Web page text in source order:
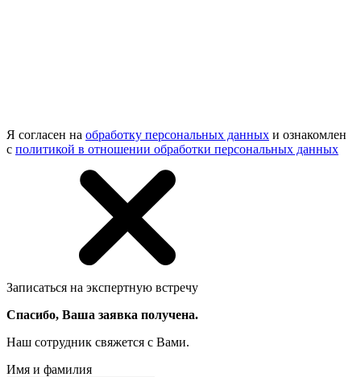
Я согласен на обработку персональных данных и ознакомлен
с политикой в отношении обработки персональных данных
Записаться на экспертную встречу
Спасибо, Ваша заявка получена.
Наш сотрудник свяжется с Вами.
Имя и фамилия